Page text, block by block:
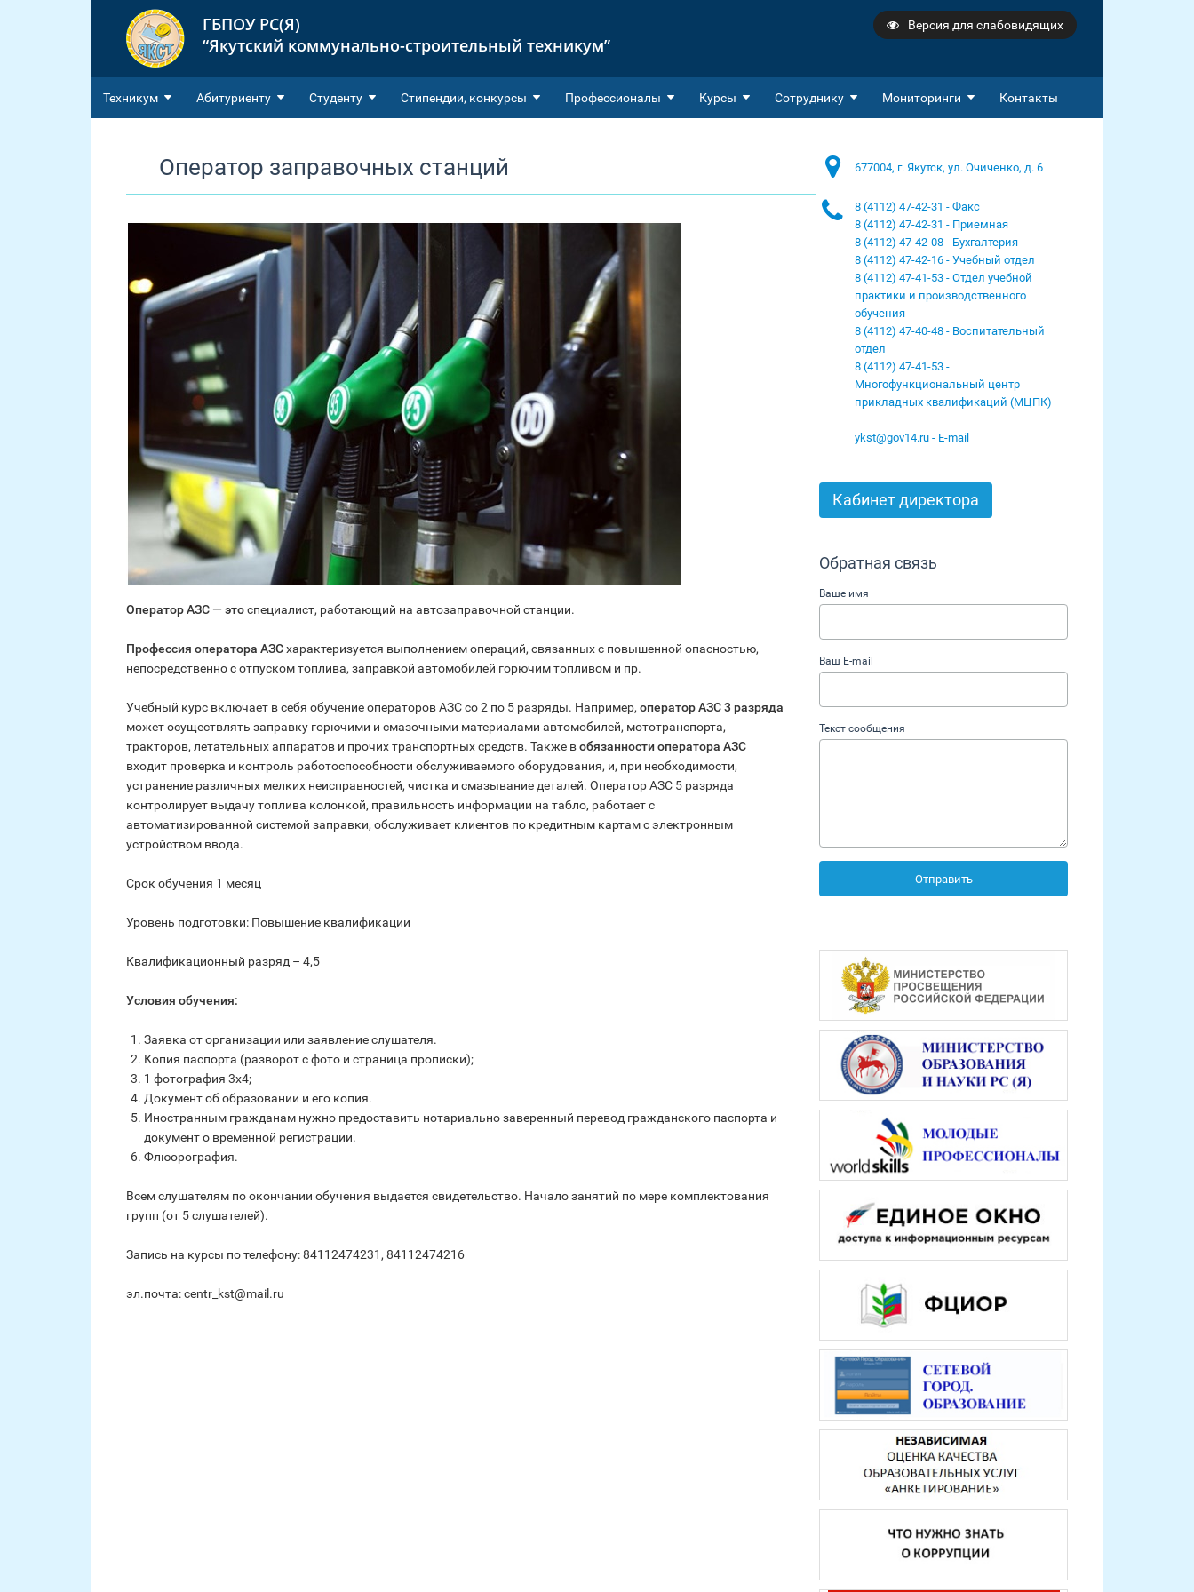
ГБПОУ РС(Я)
“Якутский коммунально-строительный техникум”
Версия для слабовидящих
Техникум Абитуриенту Студенту Cтипендии, конкурсы Профессионалы Курсы Сотруднику Мониторинги Контакты
Оператор заправочных станций
Оператор АЗС — этоспециалист, работающий на автозаправочной станции.
Профессия оператора АЗСхарактеризуется выполнением операций, связанных с повышенной опасностью,
непосредственно с отпуском топлива, заправкой автомобилей горючим топливом и пр.
Учебный курс включает в себя обучение операторов АЗС со 2 по 5 разряды. Например, оператор АЗС 3 разряда
может осуществлять заправку горючими и смазочными материалами автомобилей, мототранспорта,
тракторов, летательных аппаратов и прочих транспортных средств. Также вобязанности оператора АЗС
входит проверка и контроль работоспособности обслуживаемого оборудования, и, при необходимости,
устранение различных мелких неисправностей, чистка и смазывание деталей. Оператор АЗС 5 разряда
контролирует выдачу топлива колонкой, правильность информации на табло, работает с
автоматизированной системой заправки, обслуживает клиентов по кредитным картам с электронным
устройством ввода.
Срок обучения 1 месяц
Уровень подготовки: Повышение квалификации
Квалификационный разряд – 4,5
Условия обучения:
Заявка от организации или заявление слушателя.
Копия паспорта (разворот с фото и страница прописки);
1 фотография 3х4;
Документ об образовании и его копия.
Иностранным гражданам нужно предоставить нотариально заверенный перевод гражданского паспорта и
документ о временной регистрации.
Флюорография.
Всем слушателям по окончании обучения выдается свидетельство. Начало занятий по мере комплектования
групп (от 5 слушателей).
Запись на курсы по телефону: 84112474231, 84112474216
эл.почта: centr_kst@mail.ru
677004, г. Якутск, ул. Очиченко, д. 6
8 (4112) 47-42-31 - Факс
8 (4112) 47-42-31 - Приемная
8 (4112) 47-42-08 - Бухгалтерия
8 (4112) 47-42-16 - Учебный отдел
8 (4112) 47-41-53 - Отдел учебной
практики и производственного
обучения
8 (4112) 47-40-48 - Воспитательный
отдел
8 (4112) 47-41-53 -
Многофункциональный центр
прикладных квалификаций (МЦПК)
ykst@gov14.ru - E-mail
Кабинет директора
Обратная связь
Ваше имя
Ваш E-mail
Текст сообщения